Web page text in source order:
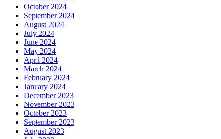
October 2024
September 2024
August 2024
July 2024
June 2024
May 2024
April 2024
March 2024
February 2024
January 2024
December 2023
November 2023
October 2023
September 2023
August 2023